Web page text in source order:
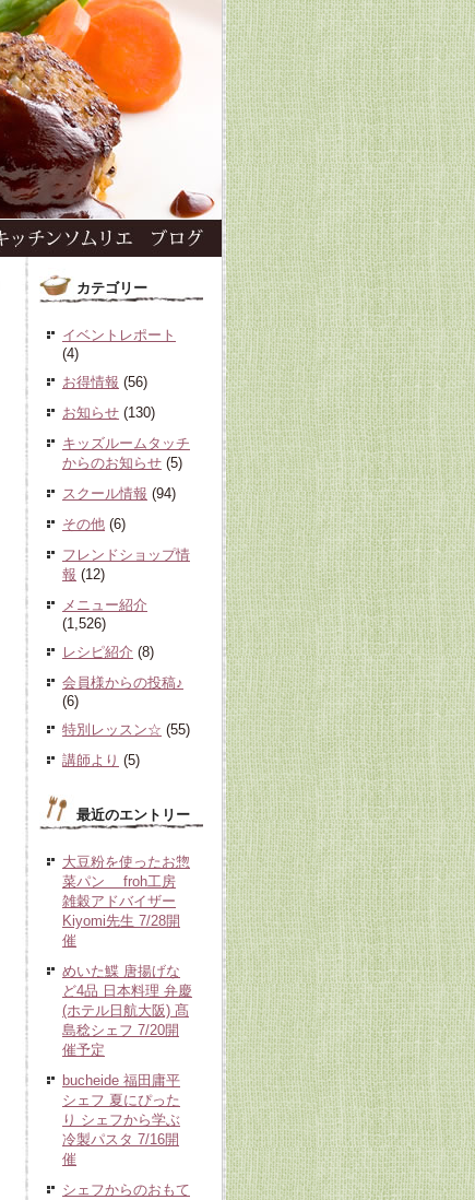
カテゴリー
イベントレポート
(4)
お得情報 (56)
お知らせ (130)
キッズルームタッチ
からのお知らせ (5)
スクール情報 (94)
その他 (6)
フレンドショップ情
報 (12)
メニュー紹介
(1,526)
レシピ紹介 (8)
会員様からの投稿♪
(6)
特別レッスン☆ (55)
講師より (5)
最近のエントリー
大豆粉を使ったお惣
菜パン froh工房
雑穀アドバイザー
Kiyomi先生 7/28開
催
めいた鰈 唐揚げな
ど4品 日本料理 弁慶
(ホテル日航大阪) 髙
島稔シェフ 7/20開
催予定
bucheide 福田庸平
シェフ 夏にぴった
り シェフから学ぶ
冷製パスタ 7/16開
催
シェフからのおもて